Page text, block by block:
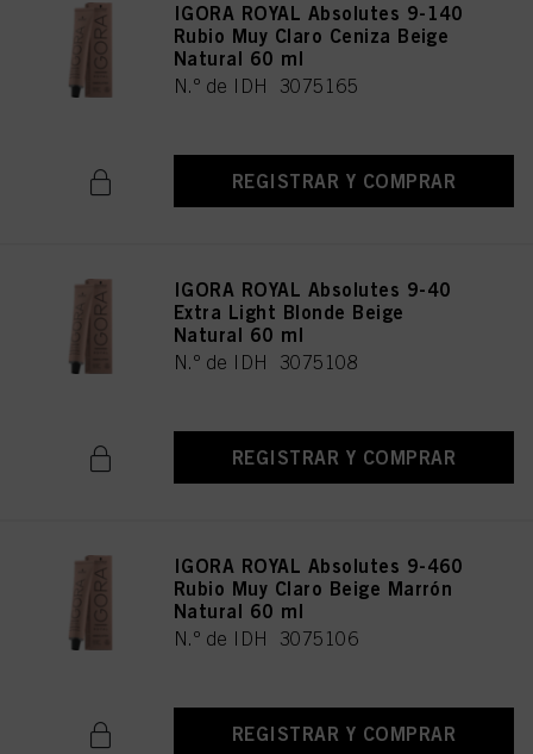
IGORA ROYAL Absolutes 9-140
Rubio Muy Claro Ceniza Beige
Natural 60 ml
N.º de IDH 3075165
REGISTRAR Y COMPRAR
IGORA ROYAL Absolutes 9-40
Extra Light Blonde Beige
Natural 60 ml
N.º de IDH 3075108
REGISTRAR Y COMPRAR
IGORA ROYAL Absolutes 9-460
Rubio Muy Claro Beige Marrón
Natural 60 ml
N.º de IDH 3075106
REGISTRAR Y COMPRAR